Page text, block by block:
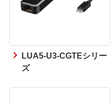
LUA5-U3-CGTEシリー
ズ